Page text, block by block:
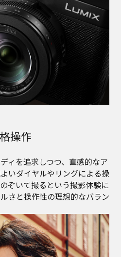
操作
ィを追求しつつ、直感的なア
いダイヤルやリングによる操
ぞいて撮るという撮影体験に
さと操作性の理想的なバラン